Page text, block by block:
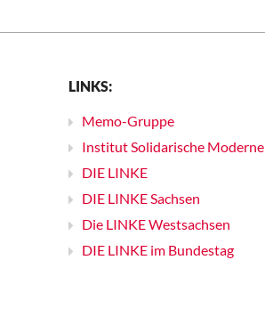
LINKS:
Memo-Gruppe
Institut Solidarische Moderne
DIE LINKE
DIE LINKE Sachsen
Die LINKE Westsachsen
DIE LINKE im Bundestag